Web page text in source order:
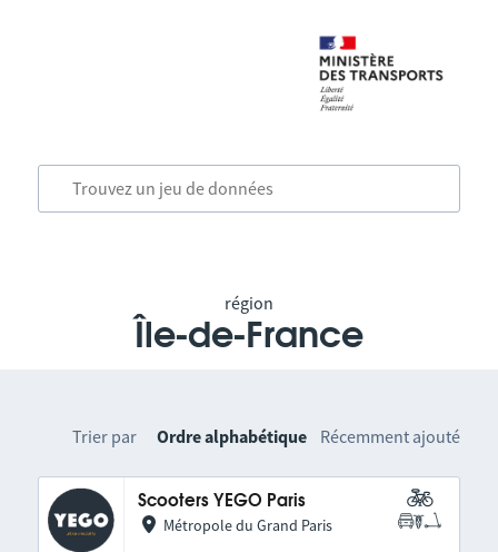
région
Île-de-France
Trier par Ordre alphabétique Récemment ajouté
Scooters YEGO Paris
Métropole du Grand Paris